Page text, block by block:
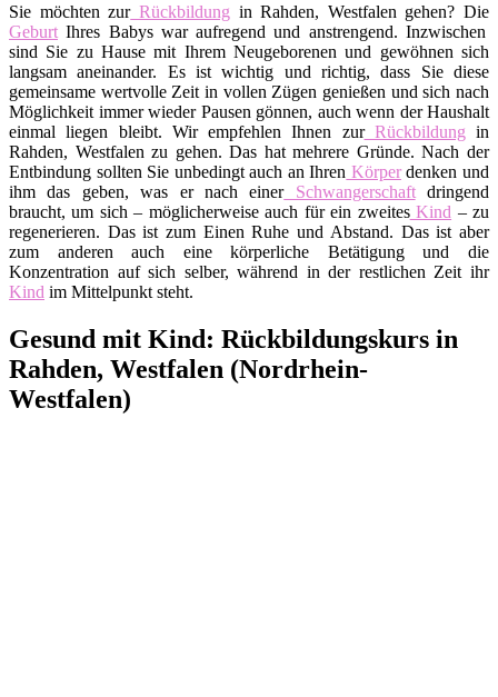
Sie möchten zurRückbildung in Rahden, Westfalen gehen? Die
Geburt Ihres Babys war aufregend und anstrengend. Inzwischen
sind Sie zu Hause mit Ihrem Neugeborenen und gewöhnen sich
langsam aneinander. Es ist wichtig und richtig, dass Sie diese
gemeinsame wertvolle Zeit in vollen Zügen genießen und sich nach
Möglichkeit immer wieder Pausen gönnen, auch wenn der Haushalt
einmal liegen bleibt. Wir empfehlen Ihnen zurRückbildung in
Rahden, Westfalen zu gehen. Das hat mehrere Gründe. Nach der
Entbindung sollten Sie unbedingt auch an Ihren Körperdenken und
ihm das geben, was er nach einerSchwangerschaftdringend
braucht, um sich – möglicherweise auch für ein zweitesKind – zu
regenerieren. Das ist zum Einen Ruhe und Abstand. Das ist aber
zum anderen auch eine körperliche Betätigung und die
Konzentration auf sich selber, während in der restlichen Zeit ihr
Kind im Mittelpunkt steht.
Gesund mit Kind: Rückbildungskurs in
Rahden, Westfalen (Nordrhein-
Westfalen)